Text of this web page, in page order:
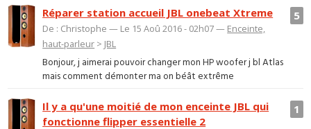
5
Réparer station accueil JBL onebeat Xtreme
De : Christophe — Le 15 Aoû 2016 - 02h07 — Enceinte,
haut-parleur > JBL
Bonjour, j aimerai pouvoir changer mon HP woofer j bl Atlas
mais comment démonter ma on béât extrême
1
Il y a qu'une moitié de mon enceinte JBL qui
fonctionne flipper essentielle 2